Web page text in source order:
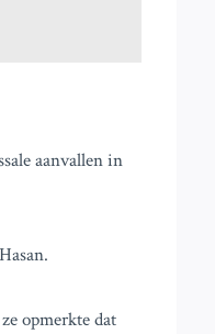
aanvallen in
opmerkte dat